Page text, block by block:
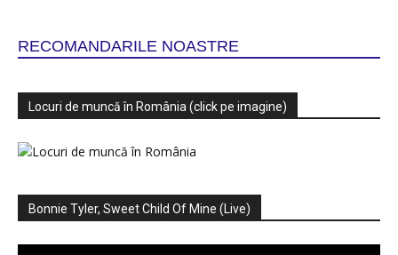
RECOMANDARILE NOASTRE
Locuri de muncă în România (click pe imagine)
Bonnie Tyler, Sweet Child Of Mine (Live)